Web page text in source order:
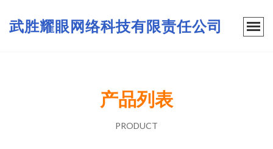
武胜耀眼网络科技有限责任公司
产品列表
PRODUCT